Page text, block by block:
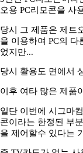
오용 PC리모콘을 사
당시 그 제품은 제트
을 이용하여 PC의 다
었지만...
당시 활용도 면에서
이후 여타 많은 제품
일단 이번에 시그마
콘이라는 한정된 부
을 제어할수 있다는